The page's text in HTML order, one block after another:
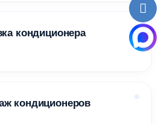
кондиционера
кондиционеров